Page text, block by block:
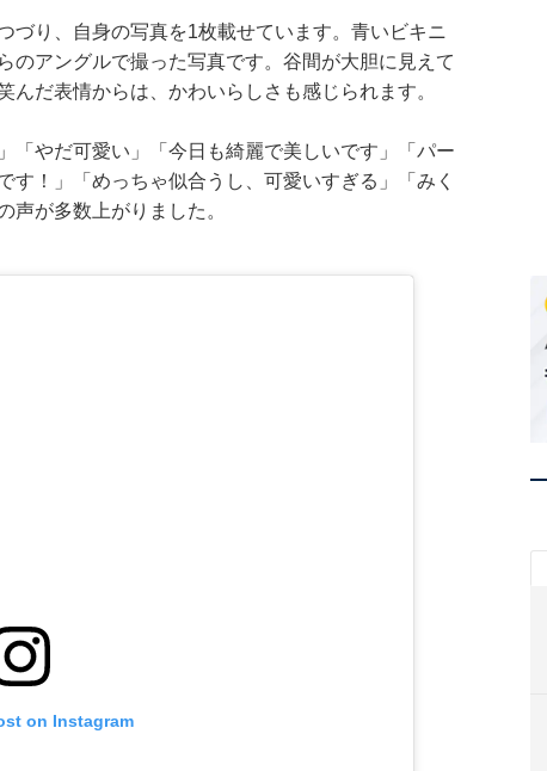
づり、自身の写真を1枚載せています。青いビキニ
のアングルで撮った写真です。谷間が大胆に見えて
だ表情からは、かわいらしさも感じられます。
「やだ可愛い」「今日も綺麗で美しいです」「パー
！」「めっちゃ似合うし、可愛いすぎる」「みく
声が多数上がりました。
on Instagram